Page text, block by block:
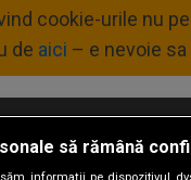
cookie-urile nu
de aici – e nevoie
Politica de
să rămână
informații pe dispozitivul